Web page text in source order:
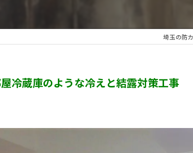
カ
埼玉の防
冷蔵庫のような冷えと結露対策工事